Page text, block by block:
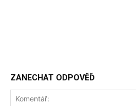
ZANECHAT ODPOVĚĎ